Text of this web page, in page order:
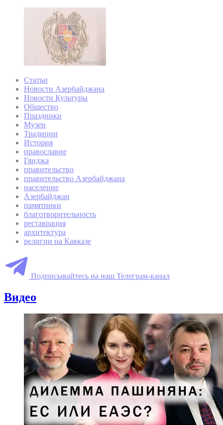
Статьи
Новости Азербайджана
Новости Культуры
Общество
Праздники
Музеи
Традиции
История
православие
Гянджа
правительство
правительство Азербайджана
население
Азербайджан
памятники
благотворительность
реставрация
архитектура
религии на Кавказе
Подписывайтесь на наш Телеграм-канал
Видео